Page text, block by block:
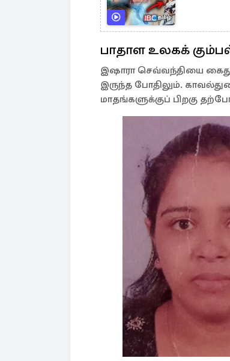
பாதாள உலகக்
இஷாரா செவ்வந்தியை
இருந்த போதிலும்.
மாதங்களுக்குப் பிறகு